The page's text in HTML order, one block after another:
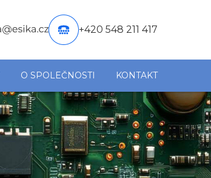
+420 548 211 417
O SPOLEČNOSTI KONTAKT